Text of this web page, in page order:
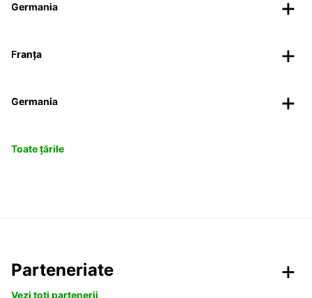
Germania
Franța
Germania
Toate țările
Parteneriate
Vezi toți partenerii